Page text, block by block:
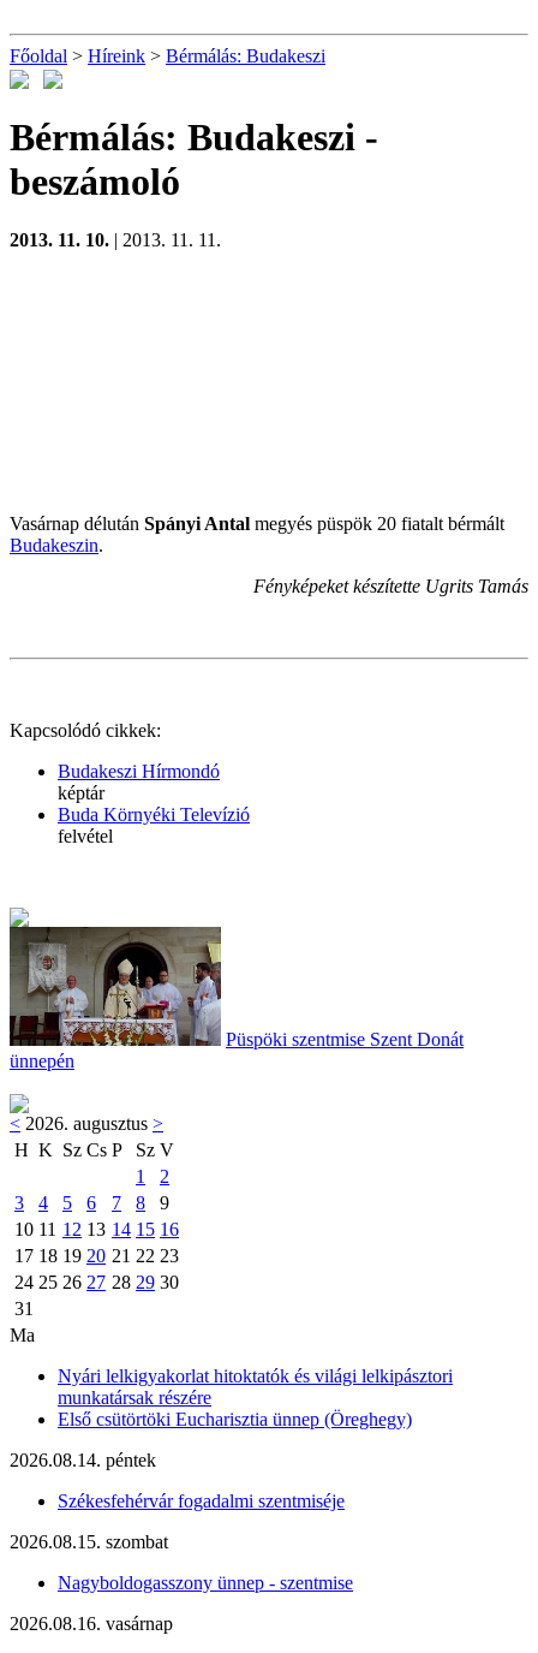
Főoldal > Híreink > Bérmálás: Budakeszi
Bérmálás: Budakeszi -
beszámoló
2013. 11. 10. | 2013. 11. 11.
Vasárnap délután Spányi Antal megyés püspök 20 fiatalt bérmált
Budakeszin.
Fényképeket készítette Ugrits Tamás
Kapcsolódó cikkek:
Budakeszi Hírmondó
képtár
Buda Környéki Televízió
felvétel
Püspöki szentmise Szent Donát
ünnepén
< 2026. augusztus >
H K Sz Cs P Sz V
1
2
3
4 5 6 7 8
9
10 11 12 13 14 15 16
17 18 19 20 21 22 23
24 25 26 27 28 29 30
31
Ma
Nyári lelkigyakorlat hitoktatók és világi lelkipásztori
munkatársak részére
Első csütörtöki Eucharisztia ünnep (Öreghegy)
2026.08.14. péntek
Székesfehérvár fogadalmi szentmiséje
2026.08.15. szombat
Nagyboldogasszony ünnep - szentmise
2026.08.16. vasárnap